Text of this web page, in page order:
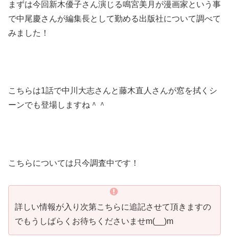
まずは今回新木優子さん演じる鳴宮美月が漫画家という事
で中尾慶さんが編集長として勤める出版社について調べて
みました！
こちらは1話で中川大志さんと藤木直人さんが窓を拭くシ
ーンでも登場しますね＾＾
こちらについては只今調査中です！
詳しい情報が入り次第こちらに追記させて頂きますの
でもうしばらくお待ちくださいませm(__)m